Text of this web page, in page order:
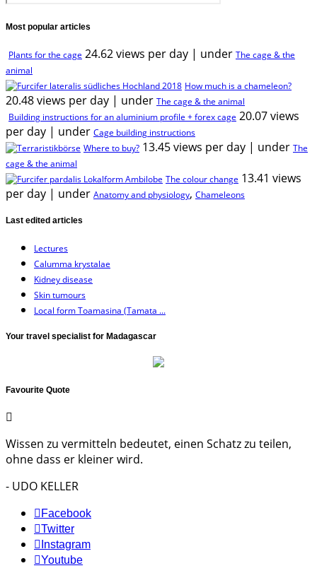
Most popular articles
Plants for the cage 24.62 views per day | under The cage & the
animal
How much is a chameleon?
20.48 views per day | under The cage & the animal
Building instructions for an aluminium profile + forex cage 20.07 views
per day | under Cage building instructions
Where to buy? 13.45 views per day | under The
cage & the animal
The colour change 13.41 views
per day | under Anatomy and physiology, Chameleons
Last edited articles
Lectures
Calumma krystalae
Kidney disease
Skin tumours
Local form Toamasina (Tamata ...
Your travel specialist for Madagascar
Favourite Quote
Wissen zu vermitteln bedeutet, einen Schatz zu teilen,
ohne dass er kleiner wird.
- UDO KELLER
Facebook
Twitter
Instagram
Youtube